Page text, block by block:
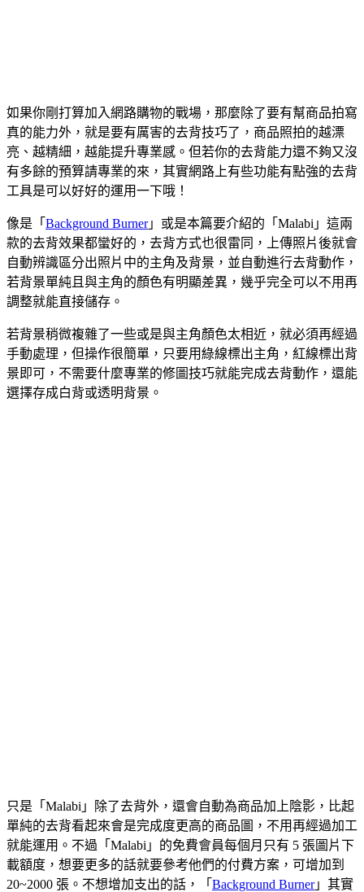
如果你剛打算加入網路購物的戰場，那麼除了要有幫商品拍寫
真的能力外，就是要有厲害的去背技巧了，商品照拍的越漂
亮、越精細，越能提升專業感。但若你的去背能力還不夠又沒
有多餘的預算請專業的來，其實網路上有些功能有點強的去背
工具是可以好好的運用一下哦！
像是「 Background Burner」或是本篇要介紹的「Malabi」這兩
款的去背效果都蠻好的，去背方式也很雷同，上傳照片後就會
自動辨識區分出照片中的主角及背景，並自動進行去背動作，
若背景單純且與主角的顏色有明顯差異，幾乎完全可以不用再
調整就能直接儲存。
若背景稍微複雜了一些或是與主角顏色太相近，就必須再經過
手動處理，但操作很簡單，只要用綠線標出主角，紅線標出背
景即可，不需要什麼專業的修圖技巧就能完成去背動作，還能
選擇存成白背或透明背景。
只是「Malabi」除了去背外，還會自動為商品加上陰影，比起
單純的去背看起來會是完成度更高的商品圖，不用再經過加工
就能運用。不過「Malabi」的免費會員每個月只有 5 張圖片下
載額度，想要更多的話就要參考他們的付費方案，可增加到
20~2000 張。不想增加支出的話，「 Background Burner」其實